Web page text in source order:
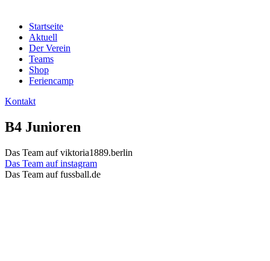
Startseite
Aktuell
Der Verein
Teams
Shop
Feriencamp
Kontakt
B4 Junioren
Das Team auf viktoria1889.berlin
Das Team auf instagram
Das Team auf fussball.de